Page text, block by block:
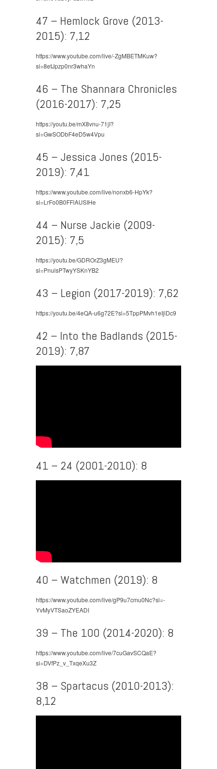
47 – Hemlock Grove (2013-
2015): 7,12
https://www.youtube.com/live/-ZgMBETMKuw?
si=8etJpzp0nr3whaYn
46 – The Shannara Chronicles
(2016-2017): 7,25
https://youtu.be/mX8vnu-71jI?
si=GwSODbF4eD5w4Vpu
45 – Jessica Jones (2015-
2019): 7,41
https://www.youtube.com/live/nonxb6-HpYk?
si=LrFo0B0FFlAUSIHe
44 – Nurse Jackie (2009-
2015): 7,5
https://youtu.be/GDROrZ3gMEU?
si=PnulsPTwyYSKnYB2
43 – Legion (2017-2019): 7,62
https://youtu.be/4eQA-u6g72E?si=5TppPMvh1eIjlDc9
42 – Into the Badlands (2015-
2019): 7,87
41 – 24 (2001-2010): 8
40 – Watchmen (2019): 8
https://www.youtube.com/live/gP9u7cmu0Nc?si=-
YvMyVTSaoZYEADI
39 – The 100 (2014-2020): 8
https://www.youtube.com/live/7cuGavSCQaE?
si=DVfPz_v_TxqeXu3Z
38 – Spartacus (2010-2013):
8,12